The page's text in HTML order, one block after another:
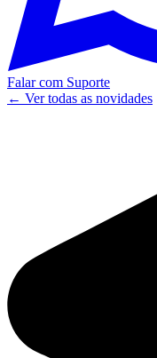
Falar com Suporte
← Ver todas as novidades